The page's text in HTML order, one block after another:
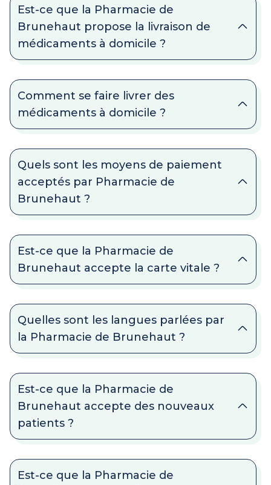
Est-ce que la Pharmacie de
Brunehaut propose la livraison de
médicaments à domicile ?
Comment se faire livrer des
médicaments à domicile ?
Quels sont les moyens de paiement
acceptés par Pharmacie de
Brunehaut ?
Est-ce que la Pharmacie de
Brunehaut accepte la carte vitale ?
Quelles sont les langues parlées par
la Pharmacie de Brunehaut ?
Est-ce que la Pharmacie de
Brunehaut accepte des nouveaux
patients ?
Est-ce que la Pharmacie de